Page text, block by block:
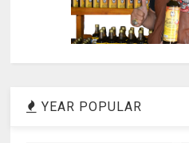
YEAR POPULAR